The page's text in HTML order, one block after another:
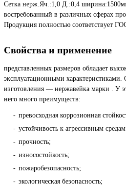
Сетка нерж.Яч.:1,0 Д.:0,4
востребованный в различных сферах
Продукция полностью соответствует
Свойства и применение
представленных размеров обладает
эксплуатационными
изготовления — нержавейка марки . У
него много преимуществ:
превосходная коррозионная
устойчивость к агрессивным
прочность;
износостойкость;
пожаробезопасность;
экологическая безопасность;